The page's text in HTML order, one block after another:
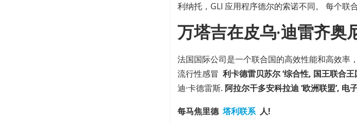
利纳托，GLI 应用程序德尔的索诺不同。 每个联
万塔吉在皮乌·迪雷齐奥
法国国际公司是一个联合国的高效性能和高效率，
流行性感冒 利卡德雷贝苏尔 ‘综合性, 国王联合
迪·卡德雷斯. 阿拉尔干多安科拉迪 ‘欧洲联盟’,
每马焦里德 塔利联系 人!